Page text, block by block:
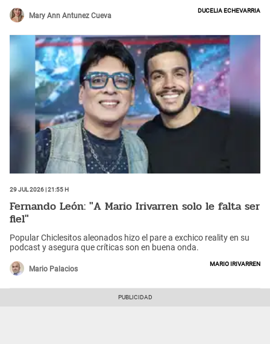
Leones'. "Ducelia se agacha, toma un puño de tierra y se lo tira a
Mamba en la cabeza y eso, para la producción, se considera
sorpresa a la peruana, quien no esperaba que la sacasen del reality
y no pudo evitar quebrarse y pedir perdón, pero la decisión no
cambió.
Mary Ann Antunez Cueva
Ducelia Echevarria
29 Jul 2026 | 21:55 h
Fernando León: "A Mario Irivarren solo le falta ser
fiel"
Popular Chiclesitos aleonados hizo el pare a exchico reality en su
podcast y asegura que críticas son en buena onda.
Mario Palacios
Mario Irivarren